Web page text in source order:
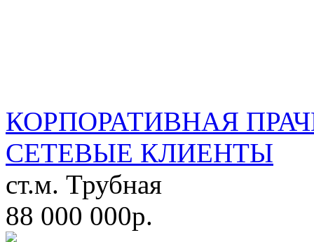
КОРПОРАТИВНАЯ
СЕТЕВЫЕ КЛИЕНТЫ
ст.м. Трубная
88 000 000р.